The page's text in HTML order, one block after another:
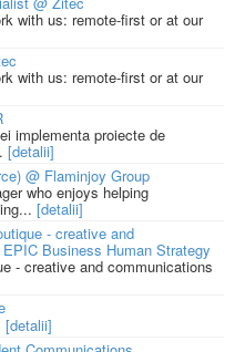
with us: remote-first or at our
with us: remote-first or at our
implementa proiecte de
[detalii]
@ Flaminjoy Group
who enjoys helping
[detalii]
- creative and
Business Human Strategy
- creative and communications
[detalii]